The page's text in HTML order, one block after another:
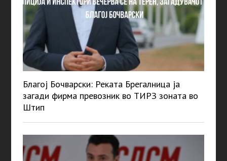
Благој Бочварски: Реката Брегалница ја
загади фирма превозник во ТИРЗ зоната во
Штип